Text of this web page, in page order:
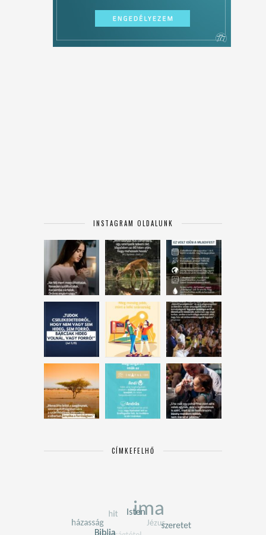
INSTAGRAM OLDALUNK
CÍMKEFELHŐ